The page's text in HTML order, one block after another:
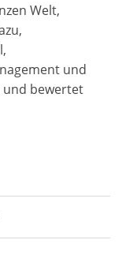
Welt,
und
und bewertet